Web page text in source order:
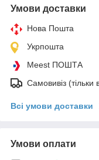
Умови доставки
Нова Пошта
Укрпошта
Meest ПОШТА
Самовивіз (тільки
Всі умови доставки
Умови оплати